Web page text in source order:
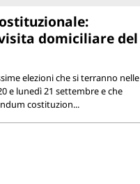
domiciliare del
elezioni che si terranno nelle
e lunedì 21 settembre e che
costituzion...